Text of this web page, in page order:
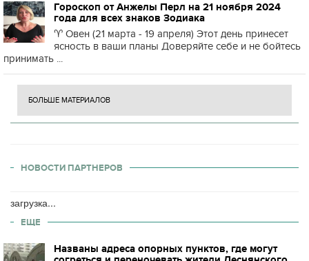
Гороскоп от Анжелы Перл на 21 ноября 2024
года для всех знаков Зодиака
♈️ Овен (21 марта - 19 апреля) Этот день принесет
ясность в ваши планы Доверяйте себе и не бойтесь
принимать ...
БОЛЬШЕ МАТЕРИАЛОВ
НОВОСТИ ПАРТНЕРОВ
загрузка...
ЕЩЕ
Названы адреса опорных пунктов, где могут